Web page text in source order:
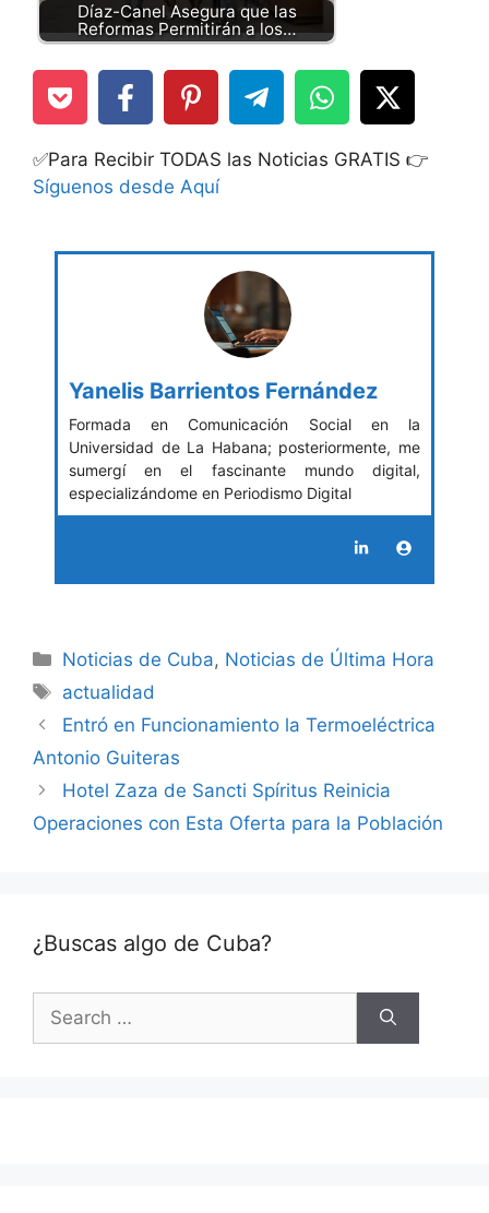
Díaz-Canel Asegura que las
Reformas Permitirán a los…
✅Para Recibir TODAS las Noticias GRATIS 👉
Síguenos desde Aquí
Yanelis Barrientos Fernández
Formada en Comunicación Social en la
Universidad de La Habana; posteriormente, me
sumergí en el fascinante mundo digital,
especializándome en Periodismo Digital
Categories
Noticias de Cuba, Noticias de Última Hora
Tags
actualidad
Entró en Funcionamiento la Termoeléctrica
Antonio Guiteras
Hotel Zaza de Sancti Spíritus Reinicia
Operaciones con Esta Oferta para la Población
¿Buscas algo de Cuba?
for: